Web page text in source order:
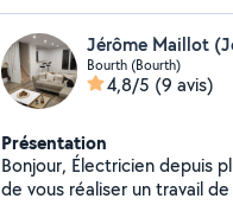
Bourth (Bourth)
4,8/5 (9 avis)
Présentation
Bonjour, Électricien depuis
de vous réaliser un travail